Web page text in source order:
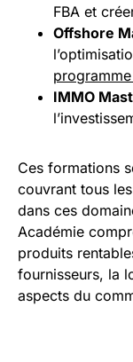
FBA et
Offshore
IMMO
Ces formations
couvrant tous
dans ces
Académie
produits
fournisseurs, la
aspects du